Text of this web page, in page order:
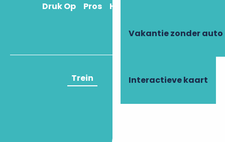
Vakantie zonder auto
Interactieve kaart
Druk Op Pros Hoe kom ik daar?
Trein Vliegtuig